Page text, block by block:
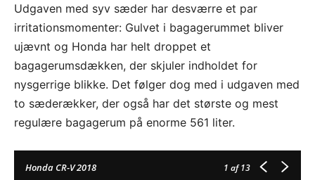
Udgaven med syv sæder har desværre et par
irritationsmomenter: Gulvet i bagagerummet bliver
ujævnt og Honda har helt droppet et
bagagerumsdækken, der skjuler indholdet for
nysgerrige blikke. Det følger dog med i udgaven med
to sæderækker, der også har det største og mest
regulære bagagerum på enorme 561 liter.
Honda CR-V 2018 1 af 13